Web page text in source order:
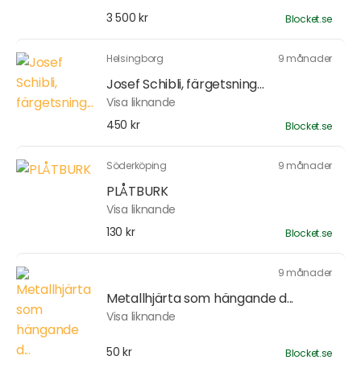
3 500 kr
Blocket.se
Helsingborg 9 månader
Josef Schibli, färgetsning...
Visa liknande
450 kr
Blocket.se
Söderköping 9 månader
PLÅTBURK
Visa liknande
130 kr
Blocket.se
9 månader
Metallhjärta som hängande d...
Visa liknande
50 kr Blocket.se